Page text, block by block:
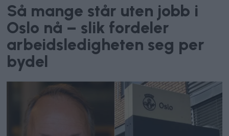
Så mange står uten jobb i
Oslo nå – slik fordeler
arbeidsledigheten seg per
bydel